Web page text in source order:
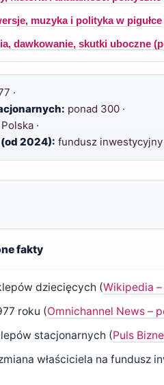
muzyka i polityka w pigułce
dawkowanie, skutki uboczne
·
ponad 300 ·
Polska ·
2024): fundusz inwestycyjny
fakty
dziecięcych (Wikipedia –
roku (Omnichannel News –
stacjonarnych (Puls
właściciela na fundusz